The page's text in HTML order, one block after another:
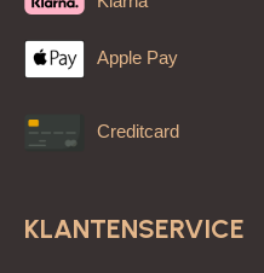
Showroom in Meppel
keukens, badkamers, kantoren
Houtpanelen – warme
Apple Pay
Creditcard
KLANTENSERVICE